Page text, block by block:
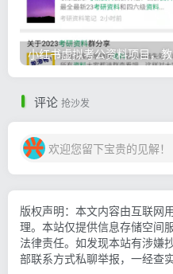
小
评论 抢沙发
欢迎您留下宝贵的见解！
版权声明：本文内容由互联网
理。本站仅提供信息存储空间
法律责任。如发现本站有涉嫌
部联系方式私聊举报，一经查